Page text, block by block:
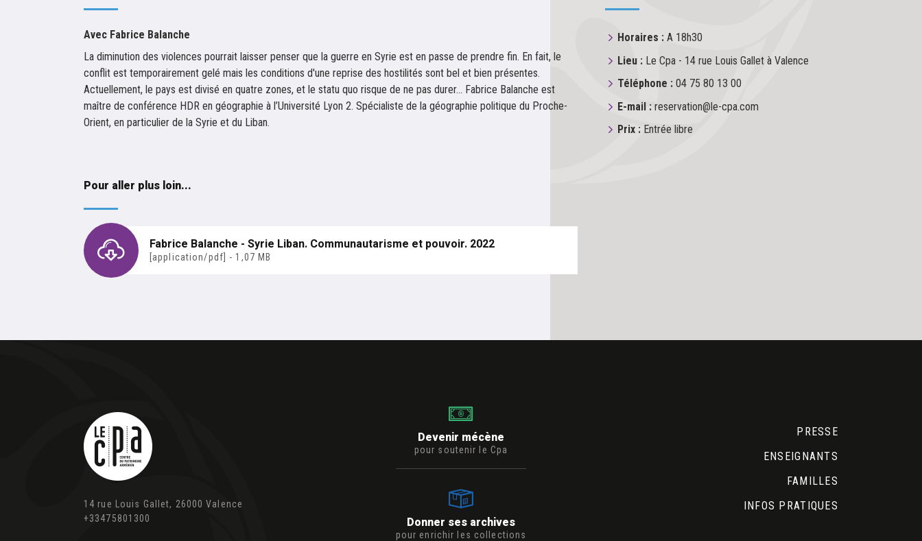
Avec Fabrice Balanche
La diminution des violences pourrait laisser penser que la guerre en Syrie est en passe de prendre fin. En fait, le
conflit est temporairement gelé mais les conditions d'une reprise des hostilités sont bel et bien présentes.
Actuellement, le pays est divisé en quatre zones, et le statu quo risque de ne pas durer… Fabrice Balanche est
maître de conférence HDR en géographie à l’Université Lyon 2. Spécialiste de la géographie politique du Proche-
Orient, en particulier de la Syrie et du Liban.
Pour aller plus loin...
Fabrice Balanche - Syrie Liban. Communautarisme et pouvoir. 2022
[application/pdf] - 1,07 MB
Horaires : A 18h30
Lieu : Le Cpa - 14 rue Louis Gallet à Valence
Téléphone : 04 75 80 13 00
E-mail : reservation@le-cpa.com
Prix : Entrée libre
14 rue Louis Gallet, 26000 Valence
+33475801300
PRESSE
ENSEIGNANTS
FAMILLES
INFOS PRATIQUES
Devenir mécène
pour soutenir le Cpa
Donner ses archives
pour enrichir les collections